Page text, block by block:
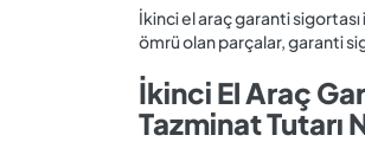
İkinci el araç garanti sigortası
ömrü olan parçalar, garanti
İkinci El Araç
Tazminat Tutarı